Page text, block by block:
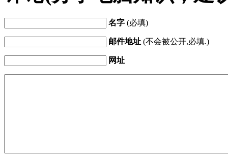
名字 (必填)
邮件地址 (不会被公开,必填.)
网址